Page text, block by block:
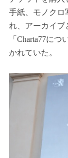
手紙、モノクロ
れ、アーカイブ
「Charta77に
かれていた。